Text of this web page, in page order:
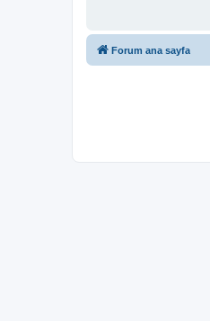
Forum ana sayfa